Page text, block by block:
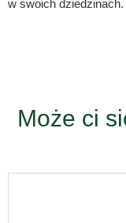
w swoich dziedzinach.
Może ci